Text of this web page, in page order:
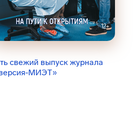
свежий выпуск журнала
МИЭТ»